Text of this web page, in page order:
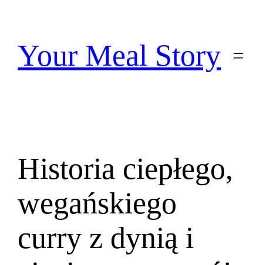
treściYour Meal Story
Historia ciepłego,
wegańskiego
curry z dynią i